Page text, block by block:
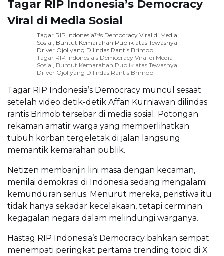
Tagar RIP Indonesia’s Democracy
Viral di Media Sosial
Tagar RIP Indonesia™s Democracy Viral di Media
Sosial, Buntut Kemarahan Publik atas Tewasnya
Driver Ojol yang Dilindas Rantis Brimob
Tagar RIP Indonesia's Democracy Viral di Media
Sosial, Buntut Kemarahan Publik atas Tewasnya
Driver Ojol yang Dilindas Rantis Brimob
Tagar RIP Indonesia’s Democracy muncul sesaat
setelah video detik-detik Affan Kurniawan dilindas
rantis Brimob tersebar di media sosial. Potongan
rekaman amatir warga yang memperlihatkan
tubuh korban tergeletak di jalan langsung
memantik kemarahan publik.
Netizen membanjiri lini masa dengan kecaman,
menilai demokrasi di Indonesia sedang mengalami
kemunduran serius. Menurut mereka, peristiwa itu
tidak hanya sekadar kecelakaan, tetapi cerminan
kegagalan negara dalam melindungi warganya.
Hastag RIP Indonesia’s Democracy bahkan sempat
menempati peringkat pertama trending topic di X